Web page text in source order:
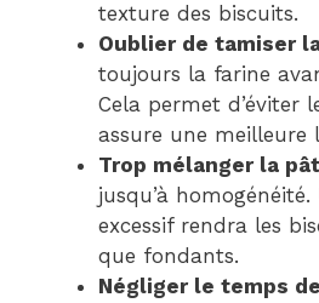
texture des biscuits.
Oublier de tamiser
toujours la farine
Cela permet d’éviter
assure une meilleure
Trop mélanger la
jusqu’à
excessif rendra les
que fondants.
Négliger le temps